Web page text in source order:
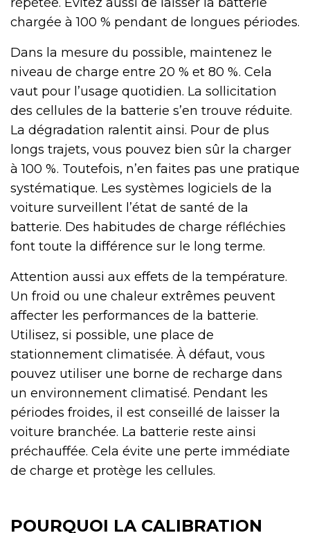
chargée à 100 % pendant de longues périodes.
Dans la mesure du possible, maintenez le
niveau de charge entre 20 % et 80 %. Cela
vaut pour l’usage quotidien. La sollicitation
des cellules de la batterie s’en trouve réduite.
La dégradation ralentit ainsi. Pour de plus
longs trajets, vous pouvez bien sûr la charger
à 100 %. Toutefois, n’en faites pas une pratique
systématique. Les systèmes logiciels de la
voiture surveillent l’état de santé de la
batterie. Des habitudes de charge réfléchies
font toute la différence sur le long terme.
Attention aussi aux effets de la température.
Un froid ou une chaleur extrêmes peuvent
affecter les performances de la batterie.
Utilisez, si possible, une place de
stationnement climatisée. À défaut, vous
pouvez utiliser une borne de recharge dans
un environnement climatisé. Pendant les
périodes froides, il est conseillé de laisser la
voiture branchée. La batterie reste ainsi
préchauffée. Cela évite une perte immédiate
de charge et protège les cellules.
POURQUOI LA CALIBRATION